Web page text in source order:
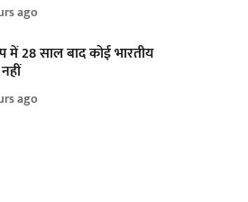
ago
में 28 साल बाद कोई भारतीय
ago